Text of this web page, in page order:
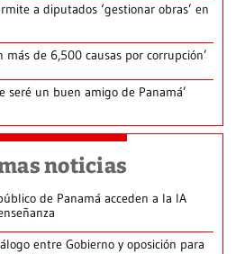
a diputados ‘gestionar obras’ en
más de 6,500 causas por corrupción’
seré un buen amigo de Panamá’
noticias
de Panamá acceden a la IA
entre Gobierno y oposición para